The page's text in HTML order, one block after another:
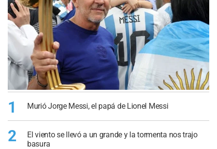
1 Murió Jorge Messi, el papá de Lionel Messi
2
El viento se llevó a un grande y la tormenta nos trajo
basura